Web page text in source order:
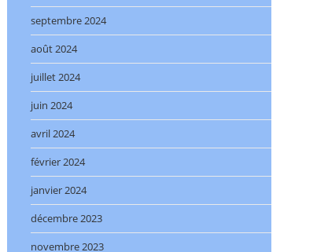
septembre 2024
août 2024
juillet 2024
juin 2024
avril 2024
février 2024
janvier 2024
décembre 2023
novembre 2023